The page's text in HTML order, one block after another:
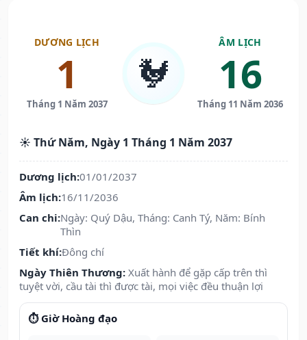
DƯƠNG LỊCH
1
Tháng 1 Năm 2037
🐓
ÂM LỊCH
16
Tháng 11 Năm 2036
☀️ Thứ Năm, Ngày 1 Tháng 1 Năm 2037
Dương lịch:01/01/2037
Âm lịch:16/11/2036
Can chi:Ngày: Quý Dậu, Tháng: Canh Tý, Năm: Bính
Thìn
Tiết khí:Đông chí
Ngày Thiên Thương: Xuất hành để gặp cấp trên thì
tuyệt vời, cầu tài thì được tài, mọi việc đều thuận lợi
⏱️ Giờ Hoàng đạo